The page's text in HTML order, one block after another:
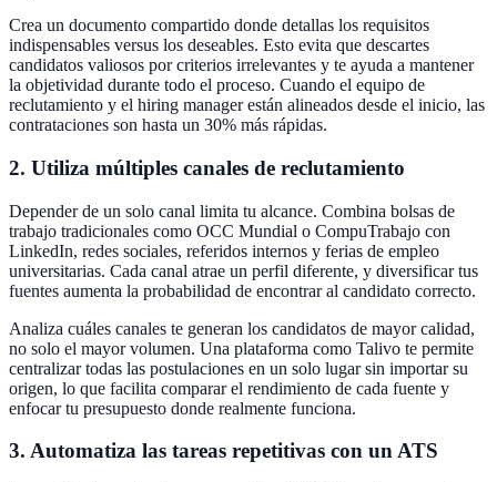
Crea un documento compartido donde detallas los requisitos
indispensables versus los deseables. Esto evita que descartes
candidatos valiosos por criterios irrelevantes y te ayuda a mantener
la objetividad durante todo el proceso. Cuando el equipo de
reclutamiento y el hiring manager están alineados desde el inicio, las
contrataciones son hasta un 30% más rápidas.
2. Utiliza múltiples canales de reclutamiento
Depender de un solo canal limita tu alcance. Combina bolsas de
trabajo tradicionales como OCC Mundial o CompuTrabajo con
LinkedIn, redes sociales, referidos internos y ferias de empleo
universitarias. Cada canal atrae un perfil diferente, y diversificar tus
fuentes aumenta la probabilidad de encontrar al candidato correcto.
Analiza cuáles canales te generan los candidatos de mayor calidad,
no solo el mayor volumen. Una plataforma como Talivo te permite
centralizar todas las postulaciones en un solo lugar sin importar su
origen, lo que facilita comparar el rendimiento de cada fuente y
enfocar tu presupuesto donde realmente funciona.
3. Automatiza las tareas repetitivas con un ATS